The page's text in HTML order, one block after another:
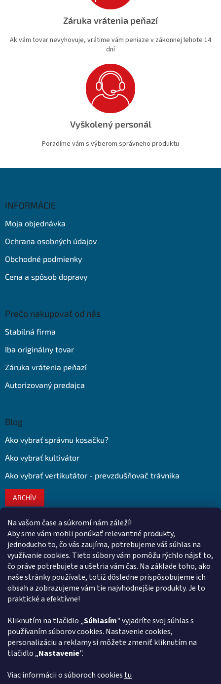
Na vašom čase a súkromí nám záleží!
Aby sme vám mohli ponúkať relevantné produkty,
jednoducho to, čo vás zaujíma, potrebujeme váš súhlas na
využívanie cookies. Tieto súbory vám pomôžu rýchlo nájsť to,
čo práve potrebujete a ušetria vám čas. Na základe toho, ako
naše stránky používate, totiž dôsledne prispôsobujeme ich
obsah a zobrazujeme vám tie najvhodnejšie produkty. Je to
praktické a efektívne!
Kliknutím na tlačidlo „Súhlasím" vyjadríte svoj súhlas s
používaním súborov cookies. Nastavenie cookies,
personalizáciu a reklamy si môžete zmeniť kliknutím na
tlačidlo „Nastavenie".
Viac informácii o súboroch cookies tu
Záruka vrátenia peňazí
Ak vám tovar nevyhovuje, vrátime vám peniaze v zákonnej lehote 14
dní
Vyškolený personál
Poradíme vám s výberom správneho produktu
INFORMÁCIE
Moja objednávka
Ochrana osobných údajov
Obchodné podmienky
Cena a spôsob dopravy
Prečo nakupovať od nás
Stabilná firma
Iba originálny tovar
Záruka vrátenia peňazí
Autorizovaný predajca
Blog
Ako vybrať správnu kosačku?
Ako vybrať kultivátor
Ako vybrať vertikutátor - prevzdušňovač trávnika
ARCHÍV
Kontakt
obchod@ euroshopy.sk
0911 931 019
0911 931 019
Facebook Euroshopy
Prijímame online platby